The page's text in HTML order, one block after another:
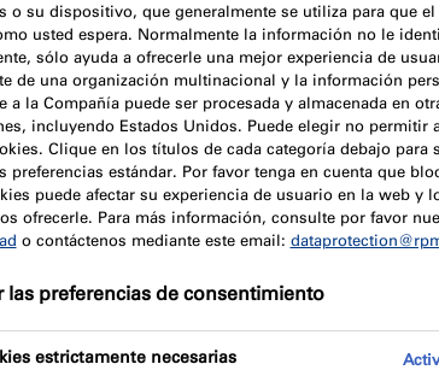
todas las tuberías (metálicas, plásticas),
de aire (ventilación, climatización, tratamiento
en los edificios.
o su dispositivo, que generalmente se utiliza para que
usted espera. Normalmente la información no le
sólo ayuda a ofrecerle una mejor experiencia de
de una organización multinacional y la información
a la Compañía puede ser procesada y almacenada en
incluyendo Estados Unidos. Puede elegir no permitir
Clique en los títulos de cada categoría debajo para
preferencias estándar. Por favor tenga en cuenta que
puede afectar su experiencia de usuario en la web y
ofrecerle. Para más información, consulte por favor
o contáctenos mediante este email:
las preferencias de consentimiento
estrictamente necesarias